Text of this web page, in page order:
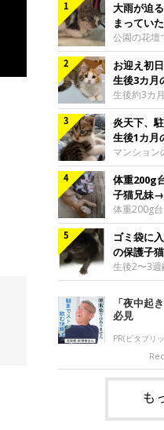
大雨が迫
まってい
と“姉妹”
公園の花壇
猫。家族に
の間には深
当時のティ
X（旧
ちゃん（取
ちらは、生
飼い主さん
なると予報
壇で動けず
ィダちゃん
さんは、公
お迎え初
生後3カ
落ち着く
生後約3カ
ジャンフォ
翌日には、
ていました
とするむう
ん。
Instagram
愛猫・むう
／ノルウェ
ト）。こち
一枚。ゴハ
ゃんは眠く
でうとうと
炎天下、
生後1カ月
肉質でツ
マンション
た、生後1
れてから1
した。炎天
子猫保護当
紹介するの
材時1才）
モちゃんが
枚。飼い主
です。子
体重200g
子猫兄妹
にほっこ
体重200g
さんの家族
するなかで
が見られま
さな兄妹猫
ん、兄猫・
るのは、X
ちゃん（と
す。この写
1カ月半ご
グラム、
らもとても
ゴミ袋に
の保護子
に！ 美し
とくる
生後2〜3週
った小さな
子猫は今
しました
モグラのよ
たころの、
ん。
X（旧
の愛猫・ド
本名：ド
ゃんは、
かったのは
「夜中起
必見
PR(ビタブリ
も